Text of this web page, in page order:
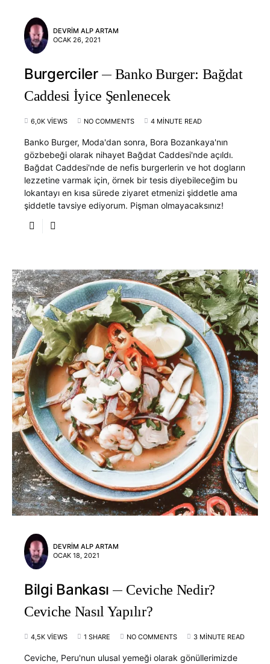
DEVRIM ALP ARTAM
OCAK 26, 2021
Burgerciler
Banko Burger: Bağdat
Caddesi İyice Şenlenecek
6,0K VIEWS NO COMMENTS 4 MINUTE READ
Banko Burger, Moda'dan sonra, Bora Bozankaya'nın
gözbebeği olarak nihayet Bağdat Caddesi'nde açıldı.
Bağdat Caddesi'nde de nefis burgerlerin ve hot dogların
lezzetine varmak için, örnek bir tesis diyebileceğim bu
lokantayı en kısa sürede ziyaret etmenizi şiddetle ama
şiddetle tavsiye ediyorum. Pişman olmayacaksınız!
DEVRIM ALP ARTAM
OCAK 18, 2021
Bilgi Bankası
Ceviche Nedir?
Ceviche Nasıl Yapılır?
4,5K VIEWS 1 SHARE NO COMMENTS 3 MINUTE READ
Ceviche, Peru'nun ulusal yemeği olarak gönüllerimizde